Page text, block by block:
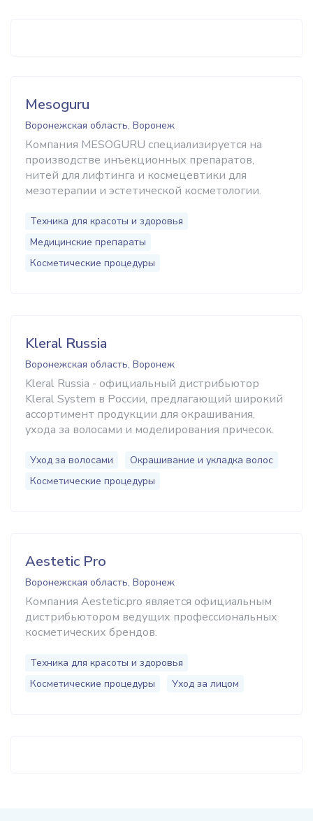
Mesoguru
Воронежская область, Воронеж
Компания MESOGURU специализируется на
производстве инъекционных препаратов,
нитей для лифтинга и космецевтики для
мезотерапии и эстетической косметологии.
Техника для красоты и здоровья
Медицинские препараты
Косметические процедуры
Kleral Russia
Воронежская область, Воронеж
Kleral Russia - официальный дистрибьютор
Kleral System в России, предлагающий широкий
ассортимент продукции для окрашивания,
ухода за волосами и моделирования причесок.
Уход за волосами
Окрашивание и укладка волос
Косметические процедуры
Aestetic Pro
Воронежская область, Воронеж
Компания Aestetic.pro является официальным
дистрибьютором ведущих профессиональных
косметических брендов.
Техника для красоты и здоровья
Косметические процедуры
Уход за лицом